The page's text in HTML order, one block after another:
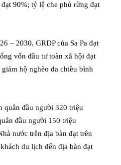
90%; tỷ lệ che phủ rừng đạt
– 2030, GRDP của Sa Pa đạt
vốn đầu tư toàn xã hội đạt
hộ nghèo đa chiều bình
quân đầu người 320 triệu
đầu người 150 triệu
nước trên địa bàn đạt trên
du lịch đến địa bàn đạt